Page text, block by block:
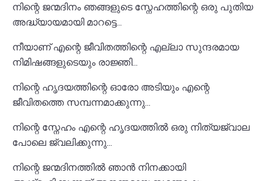
നിന്റെ ജന്മദിനം ഞങ്ങളുടെ സ്നേഹത്തിന്റെ ഒരു പുതിയ
അദ്ധ്യായമായി മാറട്ടെ...
നീയാണ് എന്റെ ജീവിതത്തിന്റെ എല്ലാ സുന്ദരമായ
നിമിഷങ്ങളുടെയും രാജ്ഞി...
നിന്റെ ഹൃദയത്തിന്റെ ഓരോ അടിയും എന്റെ
ജീവിതത്തെ സമ്പന്നമാക്കുന്നു...
നിന്റെ സ്നേഹം എന്റെ ഹൃദയത്തിൽ ഒരു നിത്യജ്വാല
പോലെ ജ്വലിക്കുന്നു...
നിന്റെ ജന്മദിനത്തിൽ ഞാൻ നിനക്കായി